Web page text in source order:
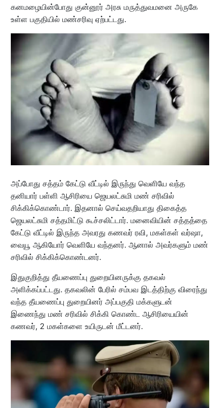
கனமழையின்போது குன்னூர் அரசு மருத்துவமனை அருகே
உள்ள பகுதியில் மண்சரிவு ஏற்பட்டது.
அப்போது சத்தம் கேட்டு வீட்டில் இருந்து வெளியே வந்த
தனியார் பள்ளி ஆசிரியை ஜெயலட்சுமி மண் சரிவில்
சிக்கிக்கொண்டார். இதனால் செய்வதறியாது திகைத்த
ஜெயலட்சுமி சத்தமிட்டு கூச்சலிட்டார். மனைவியின் சத்தத்தை
கேட்டு வீட்டில் இருந்த அவரது கணவர் ரவி, மகள்கள் வர்ஷா,
வையூ ஆகியோர் வெளியே வந்தனர். ஆனால் அவர்களும் மண்
சரிவில் சிக்கிக்கொண்டனர்.
இதுகுறித்து தீயணைப்பு துறையினருக்கு தகவல்
அளிக்கப்பட்டது. தகவலின் பேரில் சம்பவ இடத்திற்கு விரைந்து
வந்த தீயணைப்பு துறையினர் அப்பகுதி மக்களுடன்
இணைந்து மண் சரிவில் சிக்கி கொண்ட ஆசிரியையின்
கணவர், 2 மகள்களை உயிருடன் மீட்டனர்.